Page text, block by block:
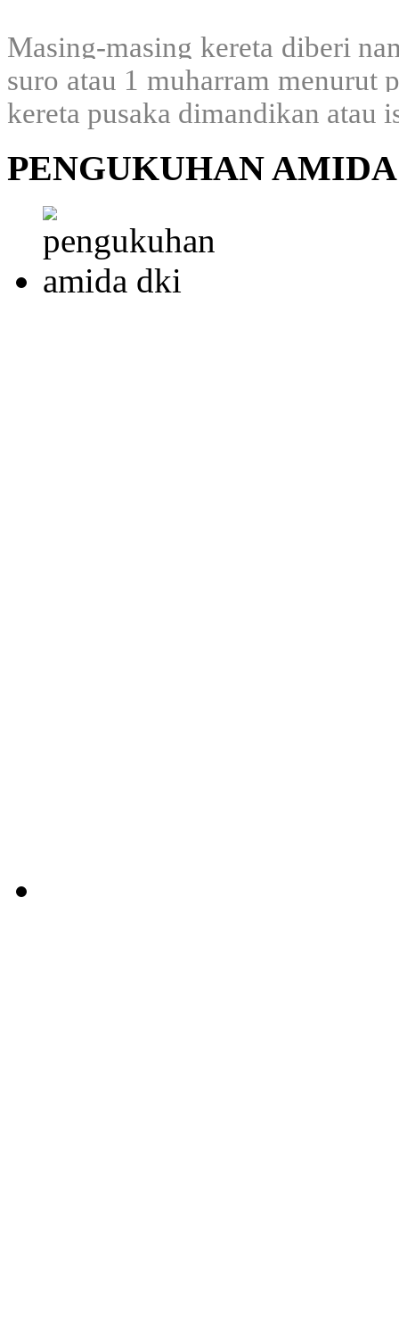
Masing-masing kereta diberi
suro atau 1 muharram menurut
kereta pusaka dimandikan atau
PENGUKUHAN